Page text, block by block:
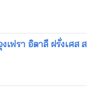
เฟรา อิตาลี ฝรั่งเศส